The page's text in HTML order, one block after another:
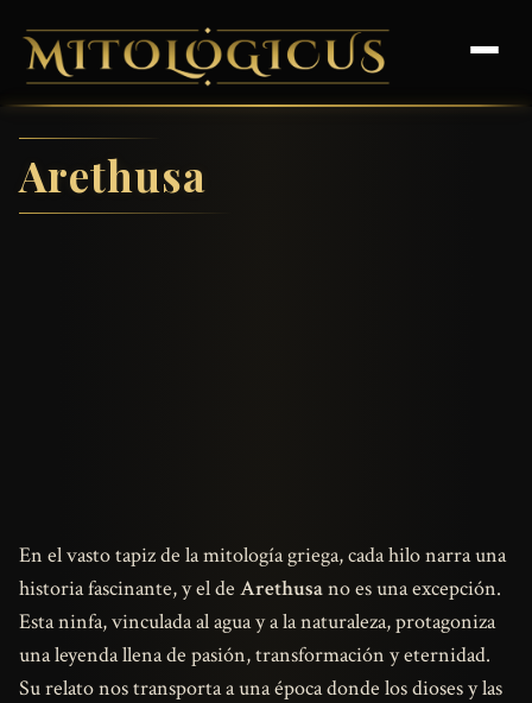
Arethusa
En el vasto tapiz de la mitología griega, cada hilo narra una
historia fascinante, y el de Arethusano es una excepción.
Esta ninfa, vinculada al agua y a la naturaleza, protagoniza
una leyenda llena de pasión, transformación y eternidad.
Su relato nos transporta a una época donde los dioses y las